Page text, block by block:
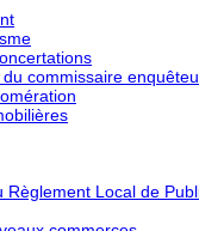
commissaire
Règlement Local de